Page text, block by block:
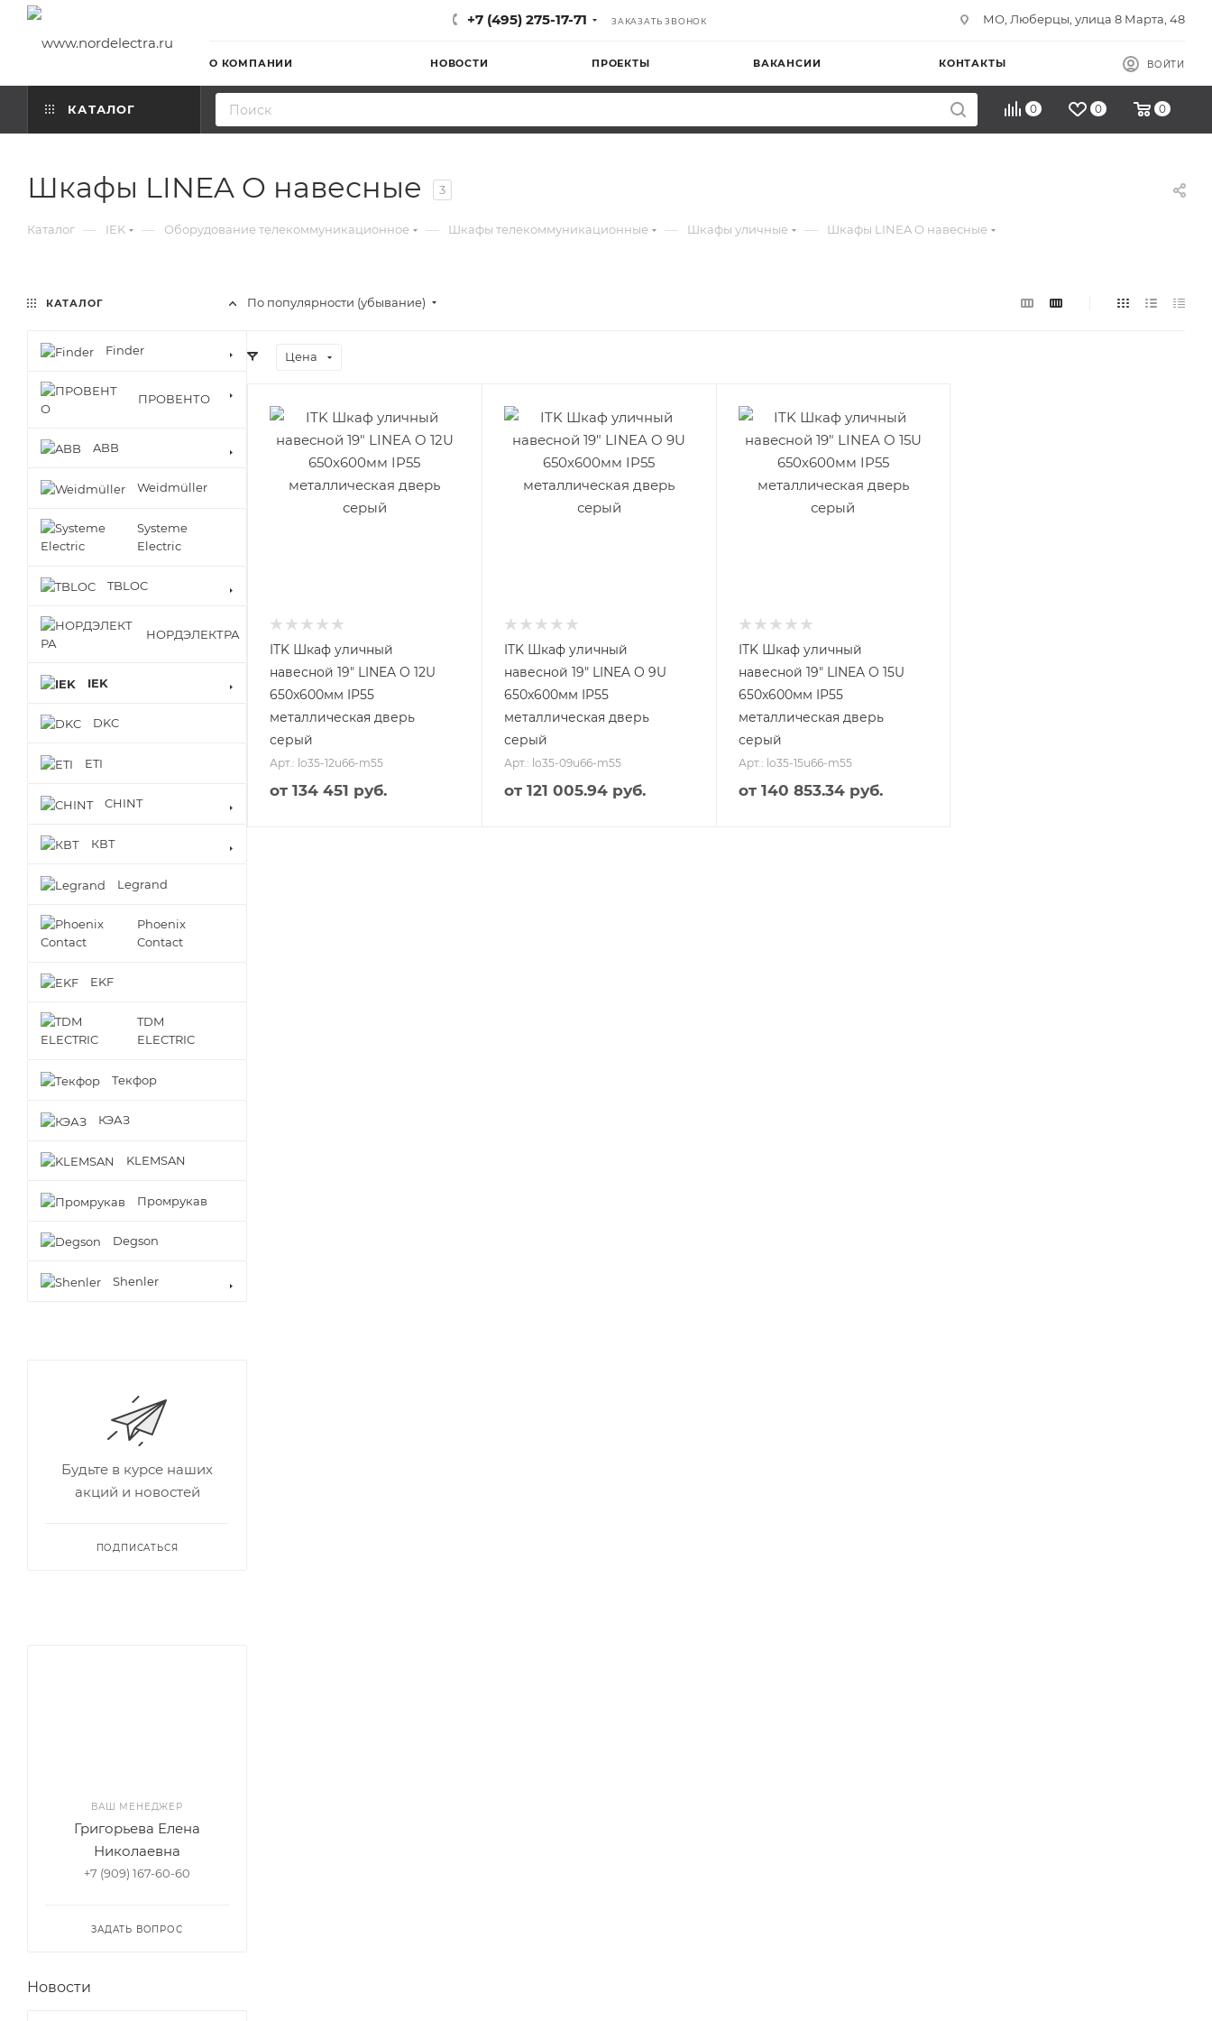
+7 (495) 275-17-71 ЗАКАЗАТЬ ЗВОНОК МО, Люберцы, улица 8 Марта, 48
О КОМПАНИИ НОВОСТИ ПРОЕКТЫ ВАКАНСИИ КОНТАКТЫ ВОЙТИ
КАТАЛОГ 0 0 0
Шкафы LINEA O навесные 3
Каталог — IEK — Оборудование телекоммуникационное — Шкафы телекоммуникационные — Шкафы уличные — Шкафы LINEA O навесные
По популярности (убывание)
Цена
ITK Шкаф уличный
навесной 19" LINEA O 12U
650x600мм IP55
металлическая дверь
серый
Арт.: lo35-12u66-m55
от 134 451 руб.
ITK Шкаф уличный
навесной 19" LINEA O 9U
650x600мм IP55
металлическая дверь
серый
Арт.: lo35-09u66-m55
от 121 005.94 руб.
ITK Шкаф уличный
навесной 19" LINEA O 15U
650x600мм IP55
металлическая дверь
серый
Арт.: lo35-15u66-m55
от 140 853.34 руб.
КАТАЛОГ
Finder
ПРОВЕНТО
ABB
Weidmüller
Systeme
Electric
TBLOC
НОРДЭЛЕКТРА
IEK
DKC
ETI
CHINT
КВТ
Legrand
Phoenix
Contact
EKF
TDM
ELECTRIC
Текфор
КЭАЗ
KLEMSAN
Промрукав
Degson
Shenler
Будьте в курсе наших
акций и новостей
ПОДПИСАТЬСЯ
ВАШ МЕНЕДЖЕР
Григорьева Елена
Николаевна
+7 (909) 167-60-60
ЗАДАТЬ ВОПРОС
Новости